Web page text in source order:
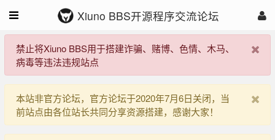
Xiuno BBS开源程序交流论坛
禁止将Xiuno BBS用于搭建诈骗、赌博、色情、木马、
病毒等违法违规站点
本站非官方论坛，官方论坛于2020年7月6日关闭，当
前站点由各位站长共同分享资源搭建，感谢大家！